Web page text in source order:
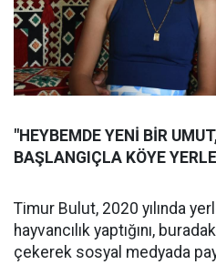
"HEYBEMDE YENİ BİR
BAŞLANGIÇLA KÖYE
Timur Bulut, 2020 yılında
hayvancılık yaptığını,
çekerek sosyal medyada